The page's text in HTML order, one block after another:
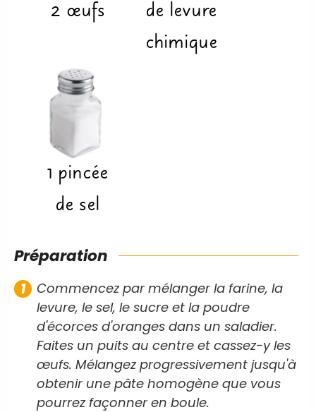
2 œufs
de levure
chimique
1 pincée
de sel
Préparation
Commencez par mélanger la farine, la
levure, le sel, le sucre et la poudre
d'écorces d'oranges dans un saladier.
Faites un puits au centre et cassez-y les
œufs. Mélangez progressivement jusqu'à
obtenir une pâte homogène que vous
pourrez façonner en boule.